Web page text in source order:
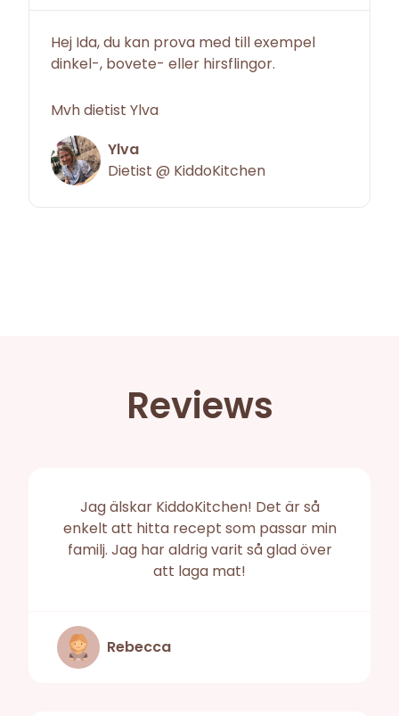
Hej Ida, du kan prova med till exempel
dinkel-, bovete- eller hirsflingor.
Mvh dietist Ylva
Ylva
Dietist @ KiddoKitchen
Reviews
Jag älskar KiddoKitchen! Det är så
enkelt att hitta recept som passar min
familj. Jag har aldrig varit så glad över
att laga mat!
Rebecca